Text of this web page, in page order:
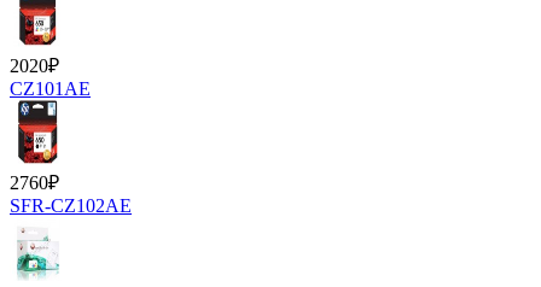
2020₽
CZ101AE
2760₽
SFR-CZ102AE